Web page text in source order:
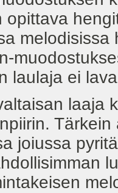
opittava
laulaja ei
laaja
joiussa